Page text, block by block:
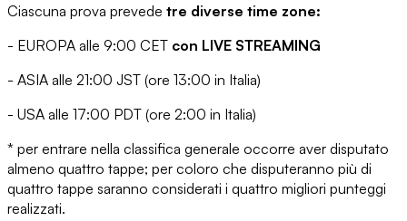
Ciascuna prova prevede tre diverse time zone:
- EUROPA alle 9:00 CET con LIVE STREAMING
- ASIA alle 21:00 JST (ore 13:00 in Italia)
- USA alle 17:00 PDT (ore 2:00 in Italia)
* per entrare nella classifica generale occorre aver disputato
almeno quattro tappe; per coloro che disputeranno più di
quattro tappe saranno considerati i quattro migliori punteggi
realizzati.